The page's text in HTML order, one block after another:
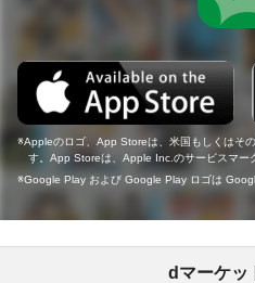
Appleのロゴ、App Storeは、米国もしくはそ
す。App Storeは、Apple Inc.のサービスマー
Google Play および Google Play ロゴは
dマーケッ